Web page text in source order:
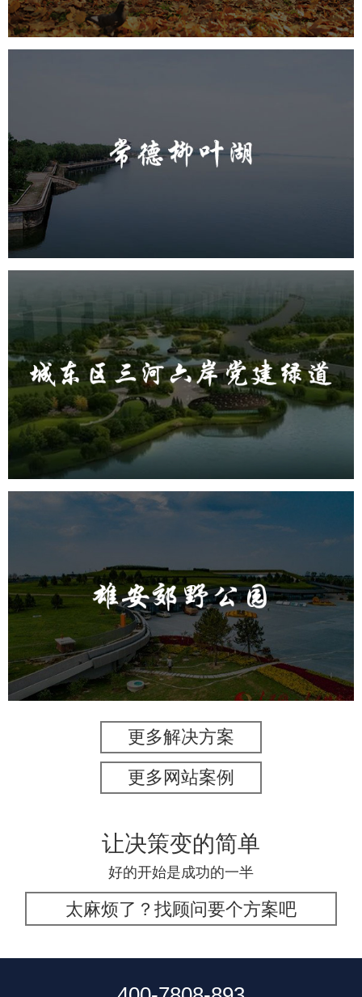
旅游休闲
城东区三河六岸党建绿道
旅游休闲 公园 AI人工智能 智慧公园
智能步道
AR太极
智能大数据平台
公园 AI人工智能 智慧公园
智能照明系统
智能垃圾桶
更多解决方案
更多网站案例
让决策变的简单
好的开始是成功的一半
太麻烦了？找顾问要个方案吧